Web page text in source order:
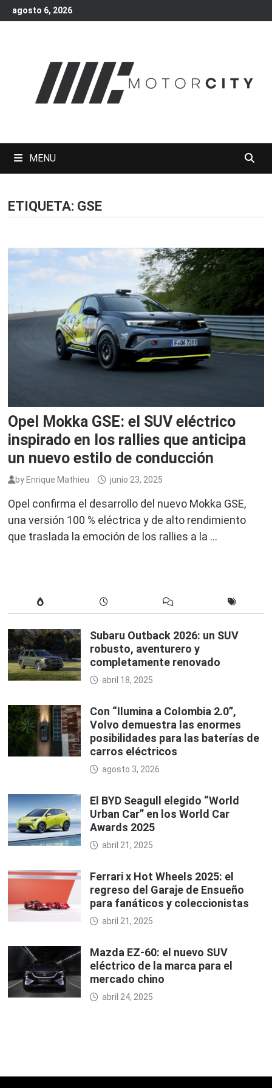
Skip
to
agosto 6, 2026
MENU
ETIQUETA: GSE
Opel Mokka GSE: el SUV eléctrico
inspirado en los rallies que anticipa
un nuevo estilo de conducción
by Enrique Mathieu junio 23, 2025
Opel confirma el desarrollo del nuevo Mokka GSE,
una versión 100 % eléctrica y de alto rendimiento
que traslada la emoción de los rallies a la …
Subaru Outback 2026: un SUV
robusto, aventurero y
completamente renovado
abril 18, 2025
Con “Ilumina a Colombia 2.0”,
Volvo demuestra las enormes
posibilidades para las baterías de
carros eléctricos
agosto 3, 2026
El BYD Seagull elegido “World
Urban Car” en los World Car
Awards 2025
abril 21, 2025
Ferrari x Hot Wheels 2025: el
regreso del Garaje de Ensueño
para fanáticos y coleccionistas
abril 21, 2025
Mazda EZ-60: el nuevo SUV
eléctrico de la marca para el
mercado chino
abril 24, 2025